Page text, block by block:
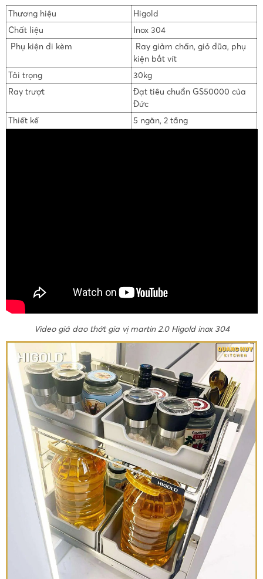
Thương hiệu
Higold
Chất liệu
Inox 304
Phụ kiện đi kèm
Ray giảm chấn, giỏ đũa, phụ
kiện bắt vít
Tải trọng
30kg
Ray trượt
Đạt tiêu chuẩn GS50000 của
Đức
Thiết kế
5 ngăn, 2 tầng
Video giá dao thớt gia vị martin 2.0 Higold inox 304